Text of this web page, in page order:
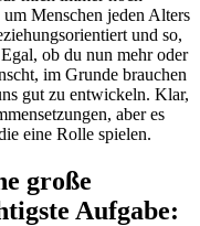
Menschen jeden Alters
und so,
ob du nun mehr oder
im Grunde brauchen
gut zu entwickeln. Klar,
aber es
eine Rolle spielen.
große
Aufgabe: